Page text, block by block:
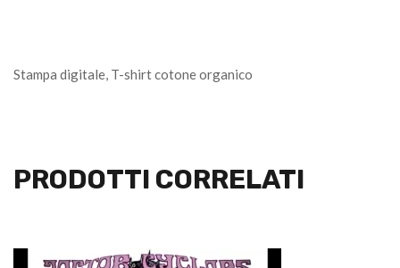
Stampa digitale, T-shirt cotone organico
PRODOTTI CORRELATI